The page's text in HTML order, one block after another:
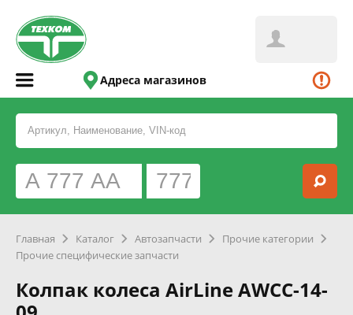
Адреса магазинов
Главная Каталог Автозапчасти
Прочие категории
Прочие специфические запчасти
Колпак колеса AirLine AWCC-14-